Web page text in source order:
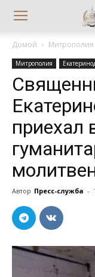
Домой Митрополия
Митрополия
приехал
Автор Пресс-служба -